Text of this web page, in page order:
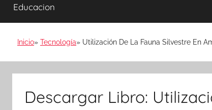
Educacion
Inicio Tecnología Utilización De La Fauna Silvestre En
Descargar Libro: